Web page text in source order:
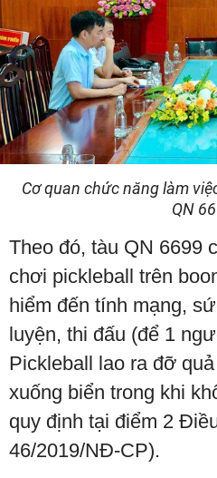
Cơ quan chức năng làm
QN
Theo đó, tàu QN 6699
chơi pickleball trên
hiểm đến tính mạng,
luyện, thi đấu (để 1
Pickleball lao ra đỡ
xuống biển trong khi
quy định tại điểm 2
46/2019/NĐ-CP).